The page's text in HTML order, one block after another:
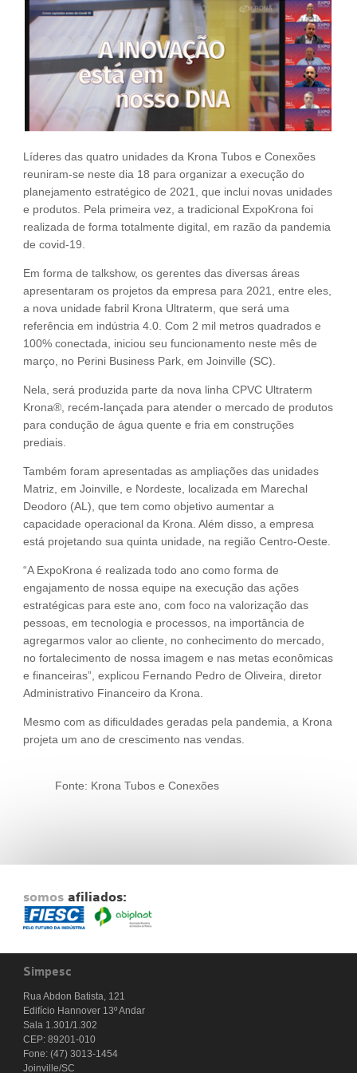
Fale Conosco
NOSSAS ASSOCIADAS
SEJA UM ASSOCIADO
Líderes das quatro unidades da Krona Tubos e Conexões
reuniram-se neste dia 18 para organizar a execução do
planejamento estratégico de 2021, que inclui novas unidades
e produtos. Pela primeira vez, a tradicional ExpoKrona foi
realizada de forma totalmente digital, em razão da pandemia
de covid-19.
Em forma de talkshow, os gerentes das diversas áreas
apresentaram os projetos da empresa para 2021, entre eles,
a nova unidade fabril Krona Ultraterm, que será uma
referência em indústria 4.0. Com 2 mil metros quadrados e
100% conectada, iniciou seu funcionamento neste mês de
março, no Perini Business Park, em Joinville (SC).
Nela, será produzida parte da nova linha CPVC Ultraterm
Krona®, recém-lançada para atender o mercado de produtos
para condução de água quente e fria em construções
prediais.
Também foram apresentadas as ampliações das unidades
Matriz, em Joinville, e Nordeste, localizada em Marechal
Deodoro (AL), que tem como objetivo aumentar a
capacidade operacional da Krona. Além disso, a empresa
está projetando sua quinta unidade, na região Centro-Oeste.
“A ExpoKrona é realizada todo ano como forma de
engajamento de nossa equipe na execução das ações
estratégicas para este ano, com foco na valorização das
pessoas, em tecnologia e processos, na importância de
agregarmos valor ao cliente, no conhecimento do mercado,
no fortalecimento de nossa imagem e nas metas econômicas
e financeiras”, explicou Fernando Pedro de Oliveira, diretor
Administrativo Financeiro da Krona.
Mesmo com as dificuldades geradas pela pandemia, a Krona
projeta um ano de crescimento nas vendas.
Fonte: Krona Tubos e Conexões
somos afiliados:
Simpesc
Rua Abdon Batista, 121
Edifício Hannover 13º Andar
Sala 1.301/1.302
CEP: 89201-010
Fone: (47) 3013-1454
Joinville/SC